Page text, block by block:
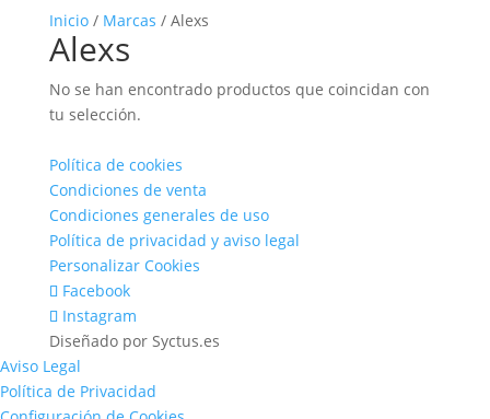
Inicio/ Marcas / Alexs
Alexs
No se han encontrado productos que coincidan con
tu selección.
Política de cookies
Condiciones de venta
Condiciones generales de uso
Política de privacidad y aviso legal
Personalizar Cookies
Facebook
Instagram
Diseñado por Syctus.es
Aviso Legal
Política de Privacidad